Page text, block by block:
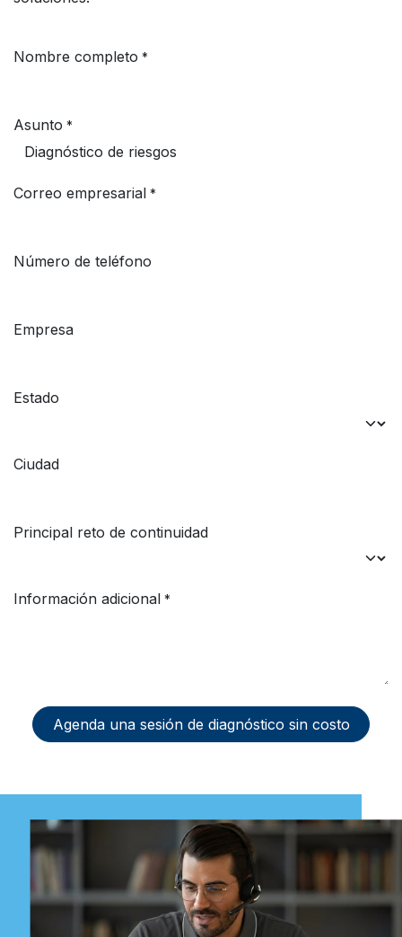
Nombre completo *
Asunto *
Correo empresarial *
Número de teléfono
Empresa
Estado
Ciudad
Principal reto de continuidad
Información adicional *
Agenda una sesión de diagnóstico sin costo